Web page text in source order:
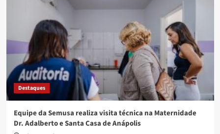
Destaques
Equipe da Semusa realiza visita técnica na Maternidade
Dr. Adalberto e Santa Casa de Anápolis